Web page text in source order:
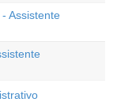
Assistente